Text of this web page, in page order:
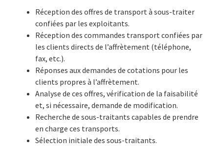
Réception des offres de transport à sous-traiter
confiées par les exploitants.
Réception des commandes transport confiées par
les clients directs de l’affrètement (téléphone,
fax, etc.).
Réponses aux demandes de cotations pour les
clients propres à l’affrètement.
Analyse de ces offres, vérification de la faisabilité
et, si nécessaire, demande de modification.
Recherche de sous-traitants capables de prendre
en charge ces transports.
Sélection initiale des sous-traitants.